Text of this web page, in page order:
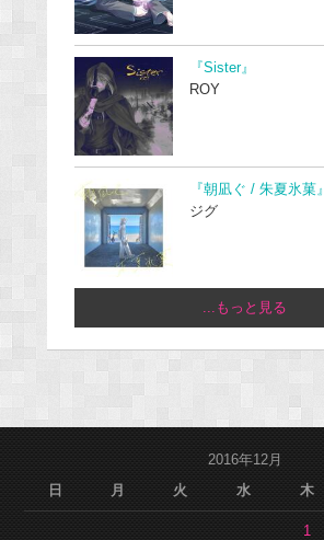
『Sister』
ROY
『朝凪ぐ / 朱夏氷菓』
ジグ
...もっと見る
2016年12月
日
月 火 水 木
1